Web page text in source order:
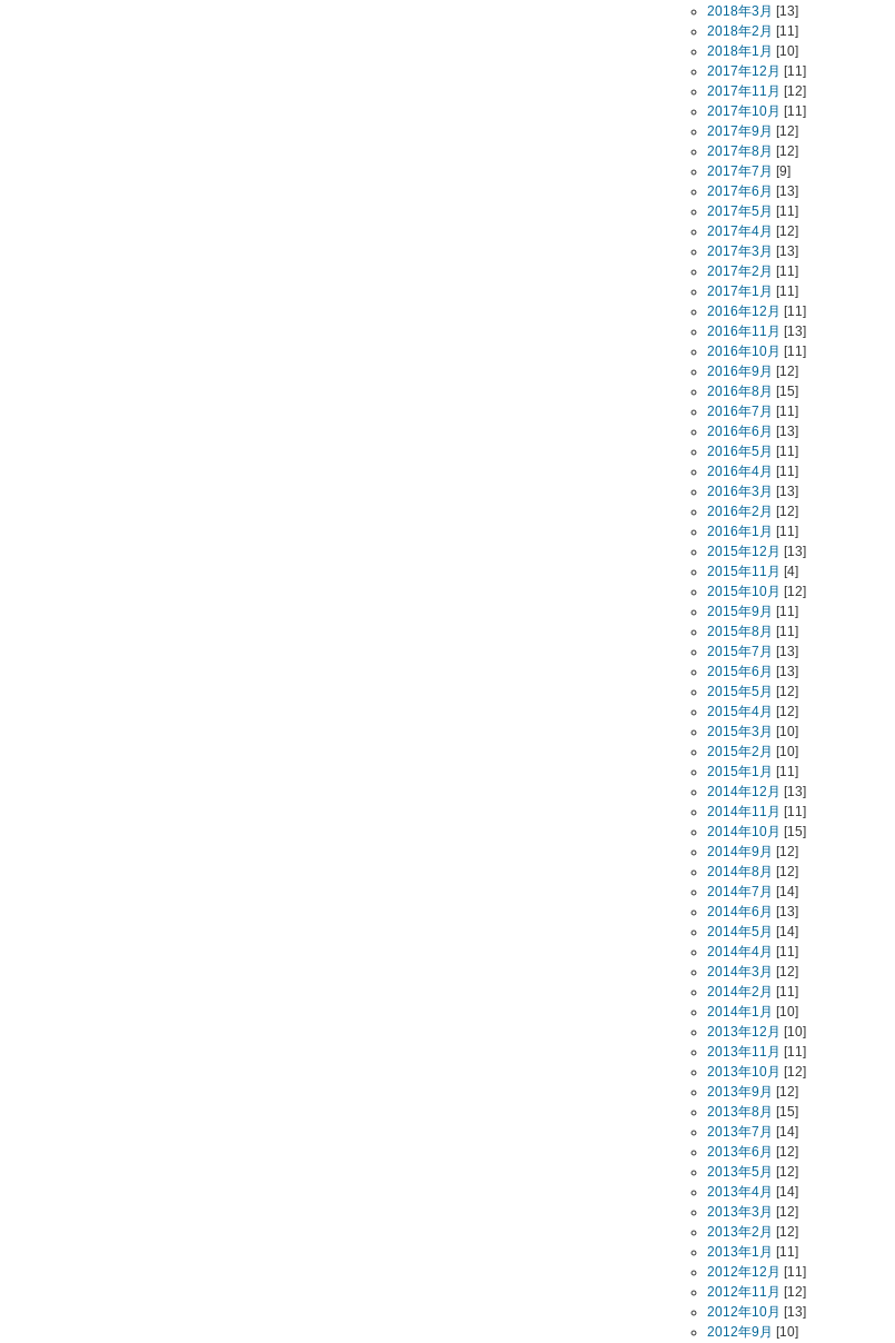
2018年3月 [13]
2018年2月 [11]
2018年1月 [10]
2017年12月 [11]
2017年11月 [12]
2017年10月 [11]
2017年9月 [12]
2017年8月 [12]
2017年7月 [9]
2017年6月 [13]
2017年5月 [11]
2017年4月 [12]
2017年3月 [13]
2017年2月 [11]
2017年1月 [11]
2016年12月 [11]
2016年11月 [13]
2016年10月 [11]
2016年9月 [12]
2016年8月 [15]
2016年7月 [11]
2016年6月 [13]
2016年5月 [11]
2016年4月 [11]
2016年3月 [13]
2016年2月 [12]
2016年1月 [11]
2015年12月 [13]
2015年11月 [4]
2015年10月 [12]
2015年9月 [11]
2015年8月 [11]
2015年7月 [13]
2015年6月 [13]
2015年5月 [12]
2015年4月 [12]
2015年3月 [10]
2015年2月 [10]
2015年1月 [11]
2014年12月 [13]
2014年11月 [11]
2014年10月 [15]
2014年9月 [12]
2014年8月 [12]
2014年7月 [14]
2014年6月 [13]
2014年5月 [14]
2014年4月 [11]
2014年3月 [12]
2014年2月 [11]
2014年1月 [10]
2013年12月 [10]
2013年11月 [11]
2013年10月 [12]
2013年9月 [12]
2013年8月 [15]
2013年7月 [14]
2013年6月 [12]
2013年5月 [12]
2013年4月 [14]
2013年3月 [12]
2013年2月 [12]
2013年1月 [11]
2012年12月 [11]
2012年11月 [12]
2012年10月 [13]
2012年9月 [10]